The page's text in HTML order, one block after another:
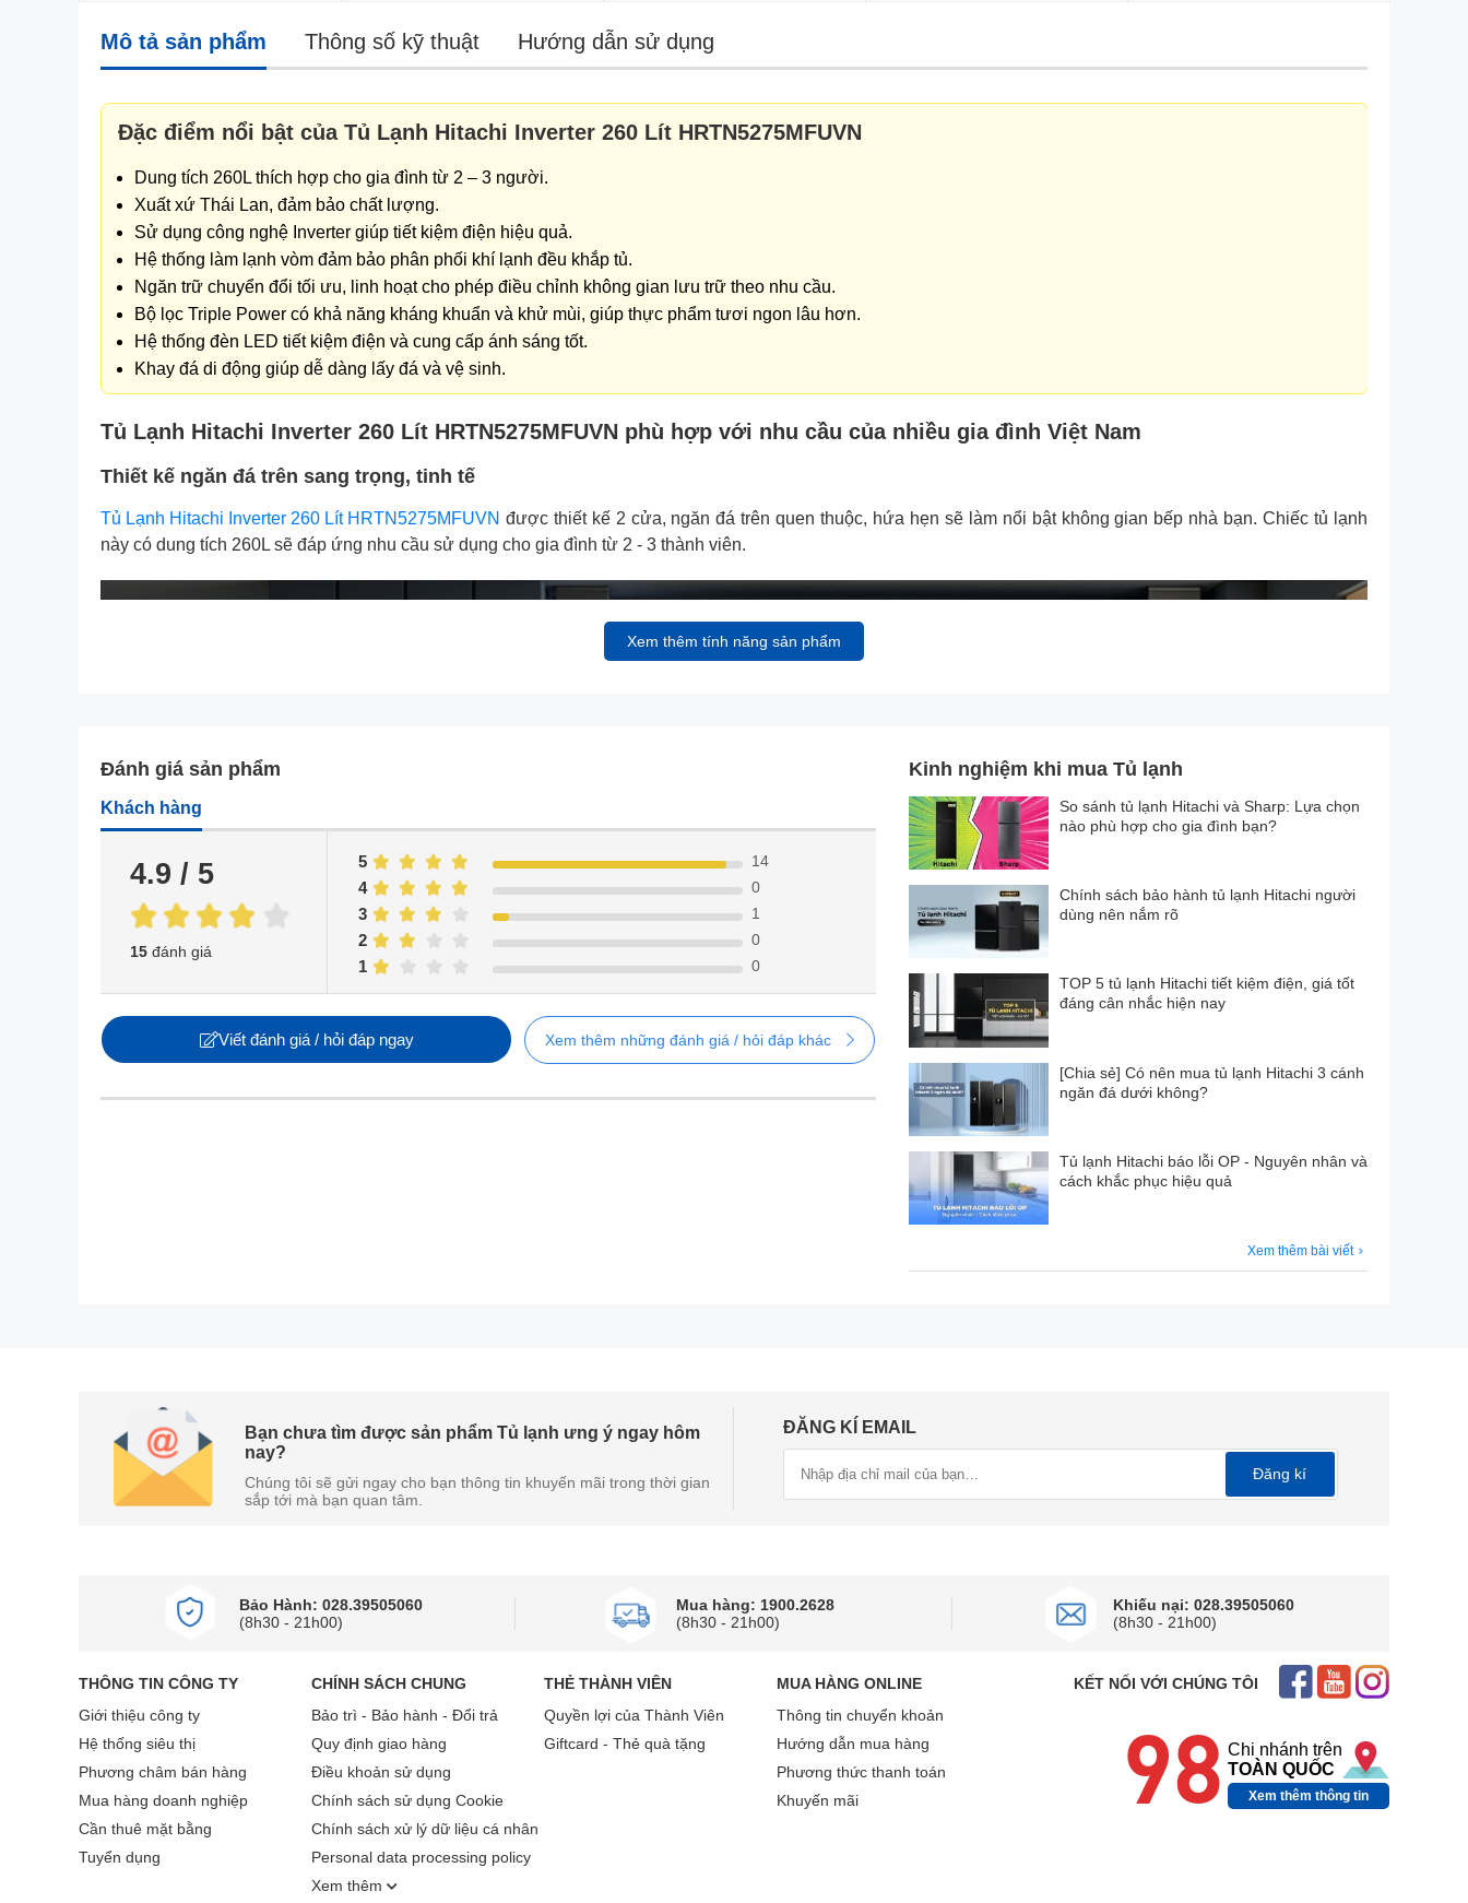
Mô tả sản phẩm Thông số kỹ thuật Hướng dẫn sử dụng
Đặc điểm nổi bật của Tủ Lạnh Hitachi Inverter 260 Lít HRTN5275MFUVN
Dung tích 260L thích hợp cho gia đình từ 2 – 3 người.
Xuất xứ Thái Lan, đảm bảo chất lượng.
Sử dụng công nghệ Inverter giúp tiết kiệm điện hiệu quả.
Hệ thống làm lạnh vòm đảm bảo phân phối khí lạnh đều khắp tủ.
Ngăn trữ chuyển đổi tối ưu, linh hoạt cho phép điều chỉnh không gian lưu trữ theo nhu cầu.
Bộ lọc Triple Power có khả năng kháng khuẩn và khử mùi, giúp thực phẩm tươi ngon lâu hơn.
Hệ thống đèn LED tiết kiệm điện và cung cấp ánh sáng tốt.
Khay đá di động giúp dễ dàng lấy đá và vệ sinh.
Tủ Lạnh Hitachi Inverter 260 Lít HRTN5275MFUVN phù hợp với nhu cầu của nhiều gia đình Việt Nam
Thiết kế ngăn đá trên sang trọng, tinh tế
Tủ Lạnh Hitachi Inverter 260 Lít HRTN5275MFUVN được thiết kế 2 cửa, ngăn đá trên quen thuộc, hứa hẹn sẽ làm nổi bật không gian bếp nhà bạn. Chiếc tủ lạnh
này có dung tích 260L sẽ đáp ứng nhu cầu sử dụng cho gia đình từ 2 - 3 thành viên.
Tủ lạnh Hitachi
sử dụng máy nén Inverter hiệu suất cao, điều khiển điện tử giúp tiết kiệm điện năng. Đồng thời, máy nén Inverter đảm bảo khả năng làm lạnh mạnh
mẽ và giảm tiếng ồn khó chịu.
Xem thêm tính năng sản phẩm
Đánh giá sản phẩm
Khách hàng
4.9 / 5
15 đánh giá
1 0
2 0
3 1
4 0
5 14
Viết đánh giá / hỏi đáp ngay Xem thêm những đánh giá / hỏi đáp khác
Kinh nghiệm khi mua Tủ lạnh
So sánh tủ lạnh Hitachi và Sharp: Lựa chọn
nào phù hợp cho gia đình bạn?
Chính sách bảo hành tủ lạnh Hitachi người
dùng nên nắm rõ
TOP 5 tủ lạnh Hitachi tiết kiệm điện, giá tốt
đáng cân nhắc hiện nay
[Chia sẻ] Có nên mua tủ lạnh Hitachi 3 cánh
ngăn đá dưới không?
Tủ lạnh Hitachi báo lỗi OP - Nguyên nhân và
cách khắc phục hiệu quả
Xem thêm bài viết
Bạn chưa tìm được sản phẩm Tủ lạnh ưng ý ngay hôm
nay?
Chúng tôi sẽ gửi ngay cho bạn thông tin khuyến mãi trong thời gian
sắp tới mà bạn quan tâm.
ĐĂNG KÍ EMAIL
Đăng kí
Bảo Hành: 028.39505060
(8h30 - 21h00)
Mua hàng: 1900.2628
(8h30 - 21h00)
Khiếu nại: 028.39505060
(8h30 - 21h00)
THÔNG TIN CÔNG TY
Giới thiệu công ty
Hệ thống siêu thị
Phương châm bán hàng
Mua hàng doanh nghiệp
Cần thuê mặt bằng
Tuyển dụng
CHÍNH SÁCH CHUNG
Bảo trì - Bảo hành - Đổi trả
Quy định giao hàng
Điều khoản sử dụng
Chính sách sử dụng Cookie
Chính sách xử lý dữ liệu cá nhân
Personal data processing policy
Xem thêm
THẺ THÀNH VIÊN
Quyền lợi của Thành Viên
Giftcard - Thẻ quà tặng
MUA HÀNG ONLINE
Thông tin chuyển khoản
Hướng dẫn mua hàng
Phương thức thanh toán
Khuyến mãi
KẾT NỐI VỚI CHÚNG TÔI
98 Chi nhánh trên
TOÀN QUỐC
Xem thêm thông tin